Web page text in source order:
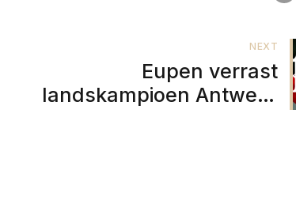
NEXT
Eupen verrast
landskampioen Antwerp